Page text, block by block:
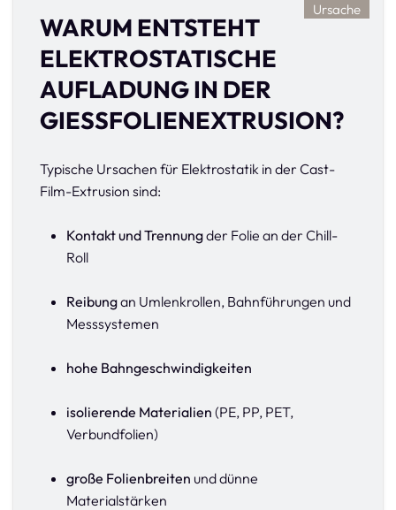
Ursache
WARUM ENTSTEHT
ELEKTROSTATISCHE
AUFLADUNG IN DER
GIESSFOLIENEXTRUSION?
Typische Ursachen für Elektrostatik in der Cast-
Film-Extrusion sind:
Kontakt und Trennungder Folie an der Chill-
Roll
Reibungan Umlenkrollen, Bahnführungen und
Messsystemen
hohe Bahngeschwindigkeiten
isolierende Materialien (PE, PP, PET,
Verbundfolien)
große Folienbreiten und dünne
Materialstärken